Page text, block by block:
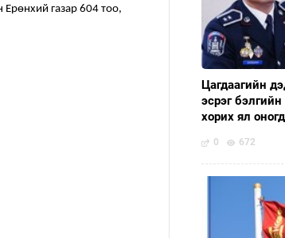
Ерөнхий газар 604 тоо,
Цагдаагийн
эсрэг
хорих ял
0 672